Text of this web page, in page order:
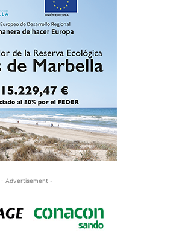
- Advertisement -